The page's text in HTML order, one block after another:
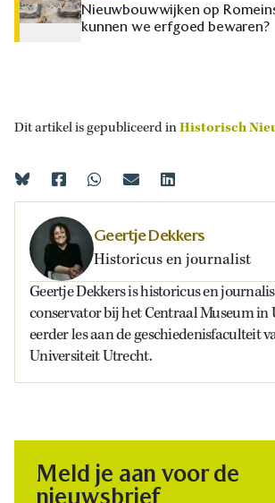
Nieuwbouwwijken op
kunnen we erfgoed bewaren?
Dit artikel is gepubliceerd inHistorisch
Geertje Dekkers
Historicus en journalist
Geertje Dekkers is historicus en
conservator bij het Centraal Museum in
eerder les aan de geschiedenisfaculteit
Universiteit Utrecht.
Meld je aan voor de
nieuwsbrief